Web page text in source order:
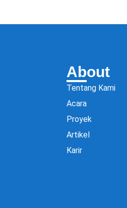
About
Tentang Kami
Acara
Proyek
Artikel
Karir